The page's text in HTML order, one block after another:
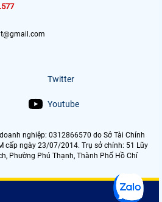
Twitter
Youtube
nghiệp: 0312866570 do Sở Tài Chính
cấp ngày 23/07/2014. Trụ sở chính: 51 Lũy
Phường Phú Thạnh, Thành Phố Hồ Chí